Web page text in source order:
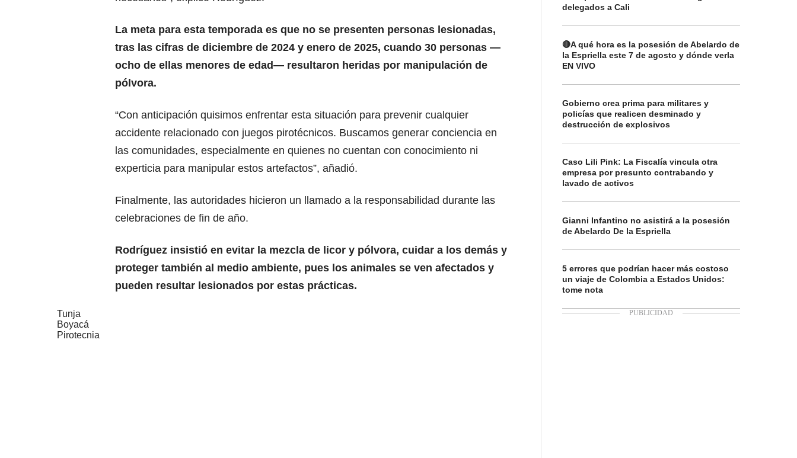
La meta para esta temporada es que no se presenten personas lesionadas,
tras las cifras de diciembre de 2024 y enero de 2025, cuando 30 personas —
ocho de ellas menores de edad— resultaron heridas por manipulación de
pólvora.
“Con anticipación quisimos enfrentar esta situación para prevenir cualquier
accidente relacionado con juegos pirotécnicos. Buscamos generar conciencia en
las comunidades, especialmente en quienes no cuentan con conocimiento ni
experticia para manipular estos artefactos”, añadió.
Finalmente, las autoridades hicieron un llamado a la responsabilidad durante las
celebraciones de fin de año.
Rodríguez insistió en evitar la mezcla de licor y pólvora, cuidar a los demás y
proteger también al medio ambiente, pues los animales se ven afectados y
pueden resultar lesionados por estas prácticas.
Tunja
Boyacá
Pirotecnia
delegados a Cali
🔴A qué hora es la posesión de Abelardo de
la Espriella este 7 de agosto y dónde verla
EN VIVO
Gobierno crea prima para militares y
policías que realicen desminado y
destrucción de explosivos
Caso Lili Pink: La Fiscalía vincula otra
empresa por presunto contrabando y
lavado de activos
Gianni Infantino no asistirá a la posesión
de Abelardo De la Espriella
5 errores que podrían hacer más costoso
un viaje de Colombia a Estados Unidos:
tome nota